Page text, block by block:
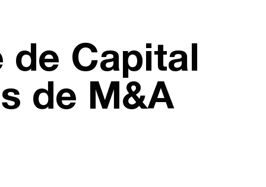
de Capital
de M&A